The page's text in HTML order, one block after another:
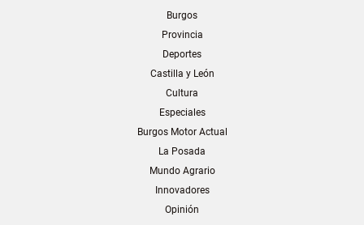
Burgos
Provincia
Deportes
Castilla y León
Cultura
Especiales
Burgos Motor Actual
La Posada
Mundo Agrario
Innovadores
Opinión